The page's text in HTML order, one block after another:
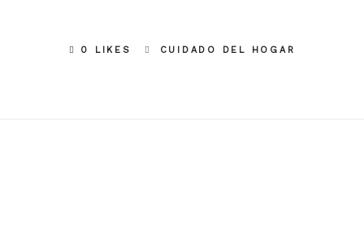
0 LIKES CUIDADO DEL HOGAR